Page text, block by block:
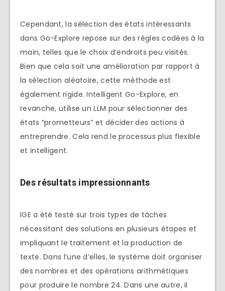
Cependant, la sélection des états intéressants
dans Go-Explore repose sur des règles codées à la
main, telles que le choix d’endroits peu visités.
Bien que cela soit une amélioration par rapport à
la sélection aléatoire, cette méthode est
également rigide. Intelligent Go-Explore, en
revanche, utilise un LLM pour sélectionner des
états “prometteurs” et décider des actions à
entreprendre. Cela rend le processus plus flexible
et intelligent.
Des résultats impressionnants
IGE a été testé sur trois types de tâches
nécessitant des solutions en plusieurs étapes et
impliquant le traitement et la production de
texte. Dans l’une d’elles, le système doit organiser
des nombres et des opérations arithmétiques
pour produire le nombre 24. Dans une autre, il